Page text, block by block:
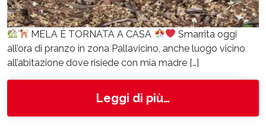
MELA È TORNATA A CASA
Smarrita oggi
all’ora di pranzo in zona Pallavicino, anche luogo vicino
all’abitazione dove risiede con mia madre […]
Leggi di più…from Mela